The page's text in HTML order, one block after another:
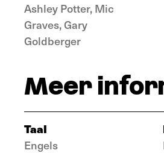
Ashley Potter, Mic
Graves, Gary
Goldberger
Meer
Taal
Engels